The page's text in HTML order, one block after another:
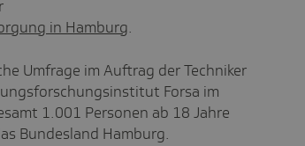
in Hamburg.
Umfrage im Auftrag der Techniker
Forsa im
1.001 Personen ab 18 Jahre
Bundesland Hamburg.